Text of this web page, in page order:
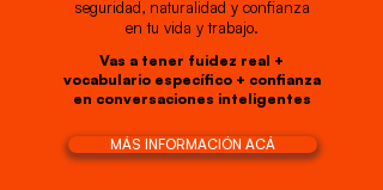
seguridad, naturalidad y confianza
en tu vida y trabajo.
Vas a tener fuidez real +
vocabulario específico + confianza
en conversaciones inteligentes
MÁS INFORMACIÓN ACÁ